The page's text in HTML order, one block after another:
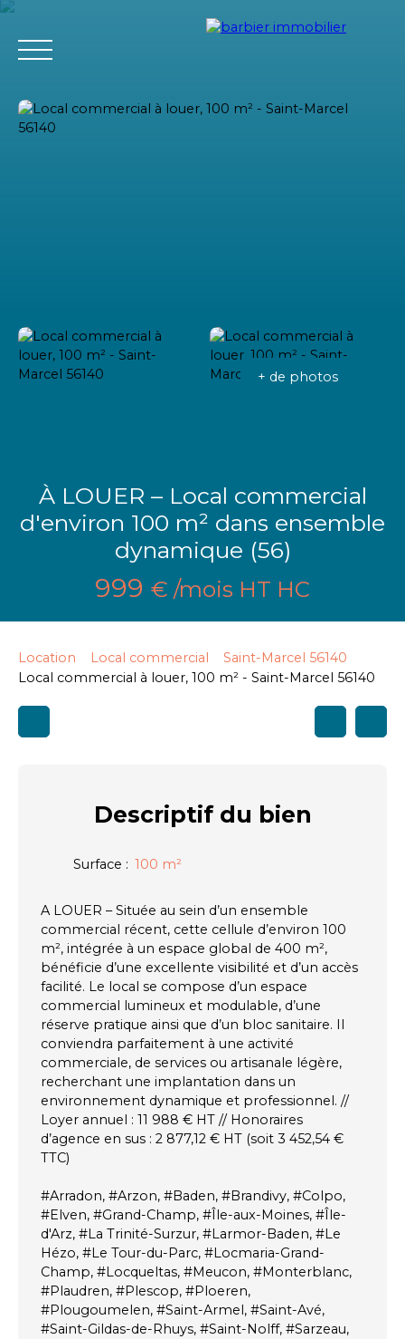
+ de photos
À LOUER – Local commercial
d'environ 100 m² dans ensemble
dynamique (56)
999 € /mois HT HC
Location Local commercial
Saint-Marcel 56140
Local commercial à louer, 100 m² - Saint-Marcel 56140
Descriptifdu bien
Surface : 100 m²
A LOUER – Située au sein d’un ensemble
commercial récent, cette cellule d’environ 100
m², intégrée à un espace global de 400 m²,
bénéficie d’une excellente visibilité et d’un accès
facilité. Le local se compose d’un espace
commercial lumineux et modulable, d’une
réserve pratique ainsi que d’un bloc sanitaire. Il
conviendra parfaitement à une activité
commerciale, de services ou artisanale légère,
recherchant une implantation dans un
environnement dynamique et professionnel. //
Loyer annuel : 11 988 € HT // Honoraires
d’agence en sus : 2 877,12 € HT (soit 3 452,54 €
TTC)
#Arradon, #Arzon, #Baden, #Brandivy, #Colpo,
#Elven, #Grand-Champ, #Île-aux-Moines, #Île-
d'Arz, #La Trinité-Surzur, #Larmor-Baden, #Le
Hézo, #Le Tour-du-Parc, #Locmaria-Grand-
Champ, #Locqueltas, #Meucon, #Monterblanc,
#Plaudren, #Plescop, #Ploeren,
#Plougoumelen, #Saint-Armel, #Saint-Avé,
#Saint-Gildas-de-Rhuys, #Saint-Nolff, #Sarzeau,